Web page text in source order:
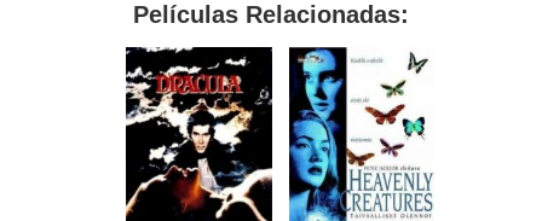
Películas Relacionadas: